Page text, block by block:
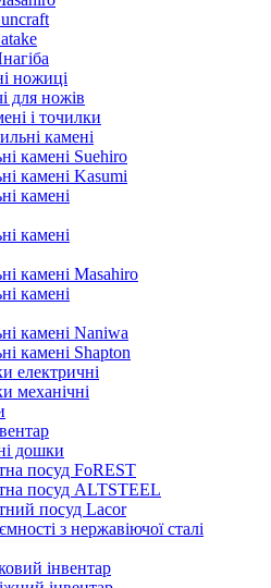
ножиці
для ножів
і точилки
камені
камені Suehiro
камені Kasumi
камені
камені
камені Masahiro
камені
камені Naniwa
камені Shapton
електричні
механічні
дошки
посуд FoREST
посуд ALTSTEEL
посуд Lacor
з нержавіючої сталі
інвентар